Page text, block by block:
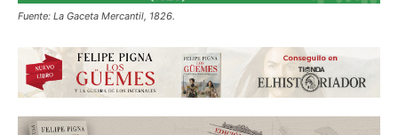
Fuente: La Gaceta Mercantil, 1826.